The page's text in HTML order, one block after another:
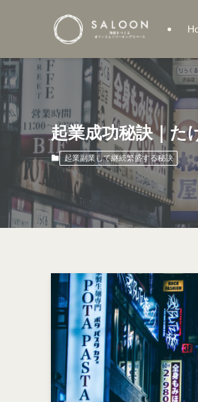
起業成功秘訣｜た
起業副業して継続繁盛する秘訣